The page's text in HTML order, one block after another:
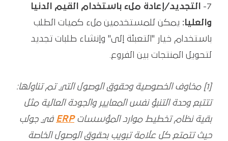
7-
التجديد/إعادة ملء باستخدام القيم الدنيا
والعليا: يمكن للمستخدمين ملء كميات الطلب
باستخدام خيار "التعبئة إلى" وإنشاء طلبات تجديد
لتحويل المنتجات بين الفروع.
[1] مخاوف الخصوصية وحقوق الوصول التي تم تناولها:
تتتبع وحدة التنبؤ نفس المعايير والجودة العالية مثل
بقية نظام تخطيط موارد المؤسساتERP في جولب
حيث تتمتع كل علامة تبويب بحقوق الوصول الخاصة